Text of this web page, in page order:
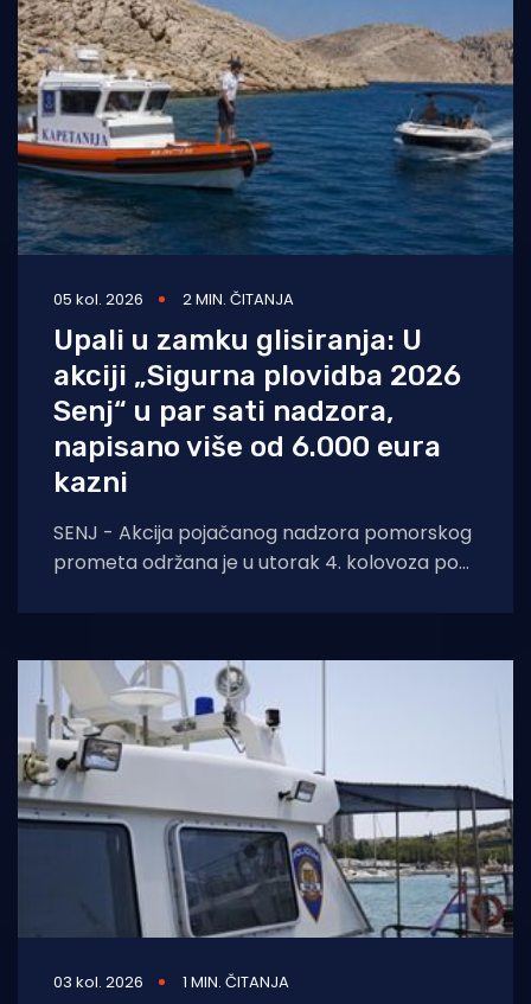
05 kol. 2026 2 MIN. ČITANJA
Upali u zamku glisiranja: U
akciji „Sigurna plovidba 2026
Senj“ u par sati nadzora,
napisano više od 6.000 eura
kazni
SENJ - Akcija pojačanog nadzora pomorskog
prometa održana je u utorak 4. kolovoza pod
03 kol. 2026 1 MIN. ČITANJA